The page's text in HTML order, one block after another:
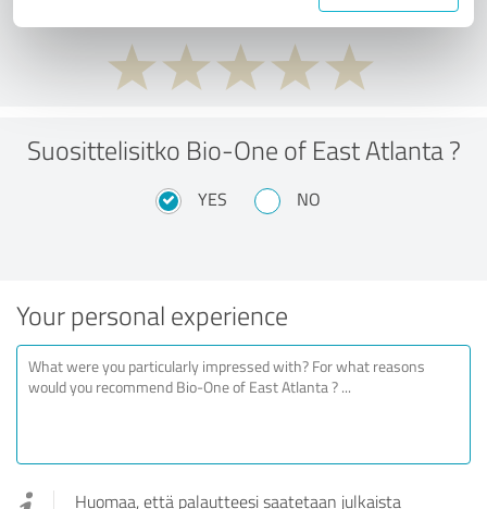
Suosittelisitko Bio-One of East Atlanta ?
YES NO
Your personal experience
Huomaa, että palautteesi saatetaan julkaista